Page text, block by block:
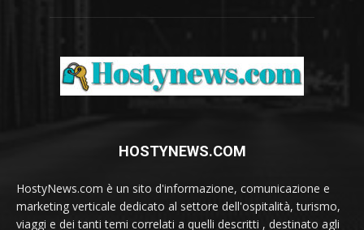
HOSTYNEWS.COM
HostyNews.com è un sito d'informazione, comunicazione e
marketing verticale dedicato al settore dell'ospitalità, turismo,
viaggi e dei tanti temi correlati a quelli descritti , destinato agli